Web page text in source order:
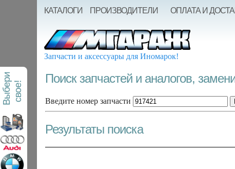
В
ы
б
е
р
и
с
в
о
е!
КАТАЛОГИ ПРОИЗВОДИТЕЛИ ОПЛАТА И
Запчасти и аксессуары для Иномарок!
Поиск запчастей и аналогов,
Введите номер запчасти
Результаты поиска